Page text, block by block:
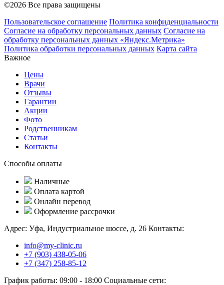
©2026 Все права защищены
Пользовательское соглашение Политика конфиденциальности
Согласие на обработку персональных данных Согласие на
обработку персональных данных «Яндекс.Метрика»
Политика обработки персональных данных Карта сайта
Важное
Цены
Врачи
Отзывы
Гарантии
Акции
Фото
Родственникам
Статьи
Контакты
Способы оплаты
Наличные
Оплата картой
Онлайн перевод
Оформление рассрочки
Адрес: Уфа, Индустриальное шоссе, д. 26 Контакты:
info@my-clinic.ru
+7 (903) 438-05-06
+7 (347) 258-85-12
График работы: 09:00 - 18:00 Социальные сети: